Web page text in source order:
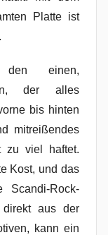
Platte ist
einen,
der alles
bis hinten
mitreißendes
zu viel haftet.
Kost, und das
Rock-
direkt aus der
kann ein